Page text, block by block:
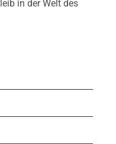
in der Welt des